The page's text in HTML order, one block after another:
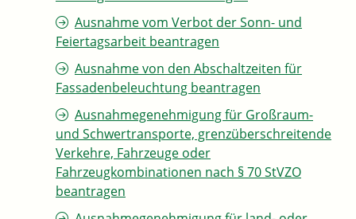
Ausnahme vom Verbot der Sonn- und
Feiertagsarbeit beantragen
Ausnahme von den Abschaltzeiten für
Fassadenbeleuchtung beantragen
Ausnahmegenehmigung für Großraum-
und Schwertransporte, grenzüberschreitende
Verkehre, Fahrzeuge oder
Fahrzeugkombinationen nach § 70 StVZO
beantragen